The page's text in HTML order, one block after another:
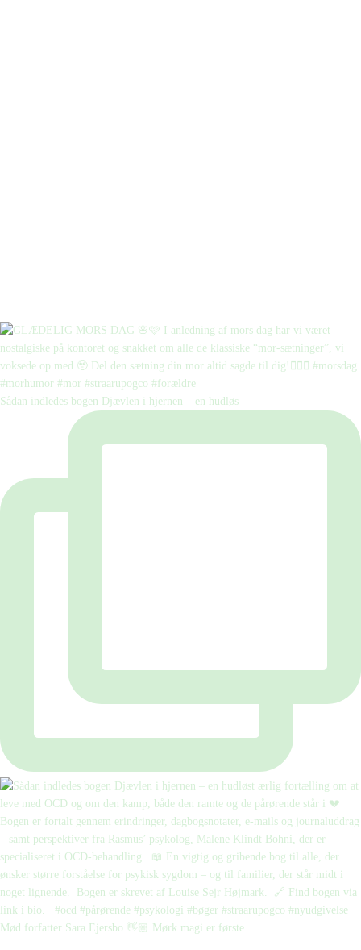
Sådan indledes bogen Djævlen i hjernen – en hudløs
Mød forfatter Sara Ejersbo 👋🏼 Mørk magi er første